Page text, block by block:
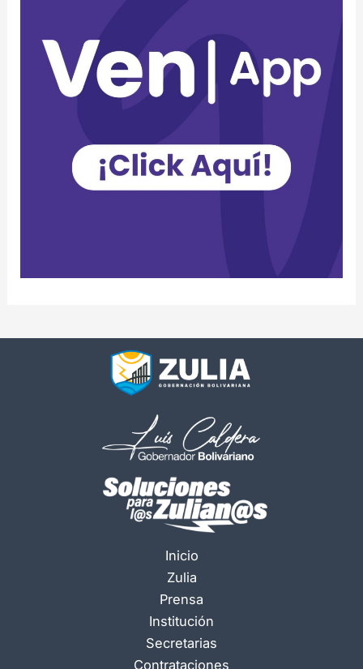
Inicio
Zulia
Prensa
Institución
Secretarias
Contrataciones